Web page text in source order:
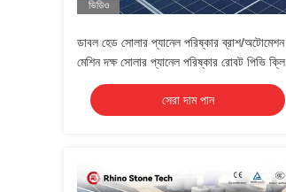
ভিডিও
ডাবল হেড সোলার প্যানেল পরিষ্কার ব্রাশ/অটোমেশন
মেশিন দক্ষ সোলার প্যানেল পরিষ্কার রোবট পিভি ক্লিন
সেরা দাম পান